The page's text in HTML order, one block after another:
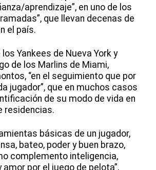
aprendizaje”, en uno de los
que llevan decenas de
el país.
Yankees de Nueva York y
de los Marlins de Miami,
“en el seguimiento que por
jugador”, que en muchos casos
de su modo de vida en
residencias.
básicas de un jugador,
bateo, poder y buen brazo,
complemento inteligencia,
por el juego de pelota”,